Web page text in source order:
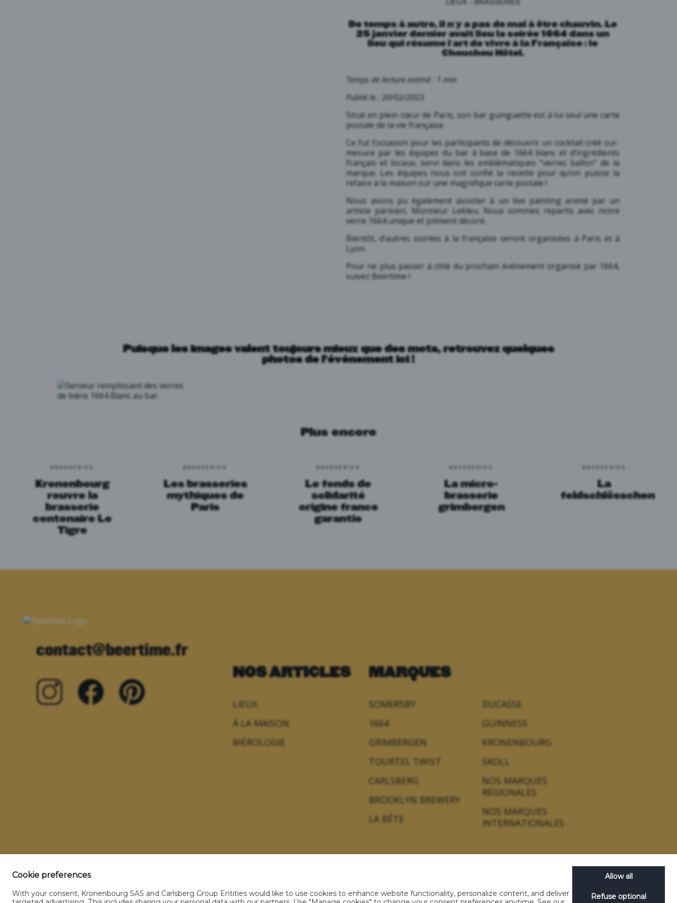
De temps à autre, il n’y a pas de mal à être chauvin. Le
25 janvier dernier avait lieu la soirée 1664 dans un
lieu qui résume l’art de vivre à la Française : le
Chouchou Hôtel.
Temps de lecture estimé : 1 min
Publié le : 20/02/2023
Situé en plein cœur de Paris, son bar guinguette est à lui seul une carte
postale de la vie française.
Ce fut l’occasion pour les participants de découvrir un cocktail créé sur-
mesure par les équipes du bar à base de 1664 blanc et d’ingrédients
français et locaux, servi dans les emblématiques "verres ballon" de la
marque. Les équipes nous ont confié la recette pour qu’on puisse la
refaire à la maison sur une magnifique carte postale !
Nous avons pu également assister à un live painting animé par un
artiste parisien, Monsieur Lebleu. Nous sommes repartis avec notre
verre 1664 unique et joliment décoré.
Bientôt, d’autres soirées à la française seront organisées à Paris et à
Lyon.
Pour ne plus passer à côté du prochain événement organisé par 1664,
suivez Beertime !
Puisque les images valent toujours mieux que des mots, retrouvez quelques
photos de l'événement ici !
Plus encore
Kronenbourg
rouvre la
brasserie
centenaire Le
Tigre
Les brasseries
mythiques de
Paris
Le fonds de
solidarité
origine france
garantie
La micro-
brasserie
grimbergen
La
feldschlösschen
contact@beertime.fr
NOS ARTICLES
LIEUX
À LA MAISON
BIÈROLOGIE
MARQUES
SOMERSBY
1664
GRIMBERGEN
TOURTEL TWIST
CARLSBERG
BROOKLYN BREWERY
LA BÊTE
DUCASSE
GUINNESS
KRONENBOURG
SKOLL
NOS MARQUES
RÉGIONALES
NOS MARQUES
INTERNATIONALES
Glossaire CGU Politique sur les données personnelles Politique sur les cookies Règlement jeux concours Gérez les cookies Nos emballages
Cookie preferences
With your consent, Kronenbourg SAS and Carlsberg Group Entities would like to use cookies to enhance website functionality, personalize content, and deliver
Allow all
Refuse optional